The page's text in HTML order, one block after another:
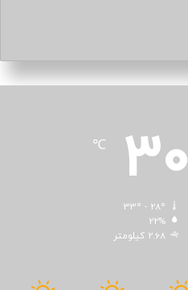
30
℃
22%
2.68 کیلومتر